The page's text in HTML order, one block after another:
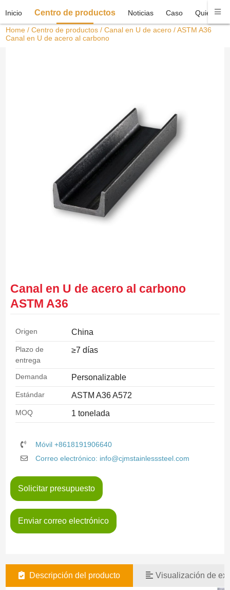
Inicio Centro de productos Noticias Caso Quiénes
Home /Centro de productos /Canal en U de acero / ASTM A36
Canal en U de acero al carbono
Canal en U de acero al carbono
ASTM A36
Origen China
Plazo de
entrega
≥7 días
Demanda Personalizable
Estándar ASTM A36 A572
MOQ 1 tonelada
Móvil +8618191906640
Correo electrónico: info@cjmstainlesssteel.com
Solicitar presupuesto
Enviar correo electrónico
Descripción del producto Visualización de